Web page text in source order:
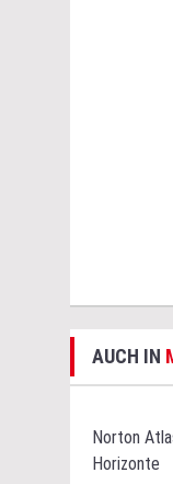
AUCH IN
Norton
Horizonte